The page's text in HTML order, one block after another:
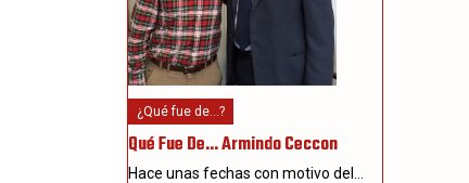
¿Qué fue de...?
Qué Fue De… Armindo Ceccon
Hace unas fechas con motivo del…